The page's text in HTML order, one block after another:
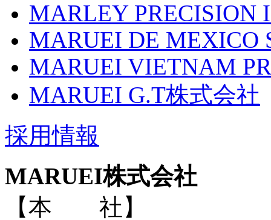
MARLEY PRECISION
MARUEI DE MEXICO
MARUEI VIETNAM
MARUEI G.T株式会社
採用情報
MARUEI株式会社
【本 社】